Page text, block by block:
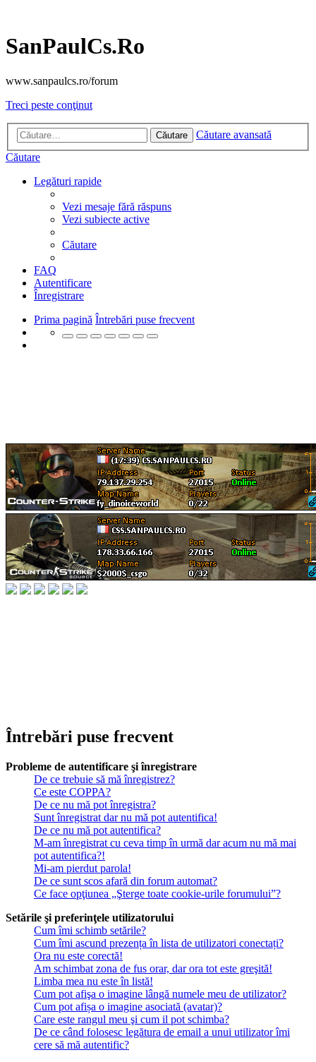
SanPaulCs.Ro
www.sanpaulcs.ro/forum
Treci peste conţinut
Căutare
Căutare avansată
Căutare
Legături rapide
Vezi mesaje fără răspuns
Vezi subiecte active
Căutare
FAQ
Autentificare
Înregistrare
Prima pagină Întrebări puse frecvent
Întrebări puse frecvent
Probleme de autentificare şi înregistrare
De ce trebuie să mă înregistrez?
Ce este COPPA?
De ce nu mă pot înregistra?
Sunt înregistrat dar nu mă pot autentifica!
De ce nu mă pot autentifica?
M-am înregistrat cu ceva timp în urmă dar acum nu mă mai
pot autentifica?!
Mi-am pierdut parola!
De ce sunt scos afară din forum automat?
Ce face opţiunea „Şterge toate cookie-urile forumului”?
Setările şi preferinţele utilizatorului
Cum îmi schimb setările?
Cum îmi ascund prezența în lista de utilizatori conectați?
Ora nu este corectă!
Am schimbat zona de fus orar, dar ora tot este greşită!
Limba mea nu este în listă!
Cum pot afişa o imagine lângă numele meu de utilizator?
Cum pot afișa o imagine asociată (avatar)?
Care este rangul meu şi cum il pot schimba?
De ce când folosesc legătura de email a unui utilizator îmi
cere să mă autentific?